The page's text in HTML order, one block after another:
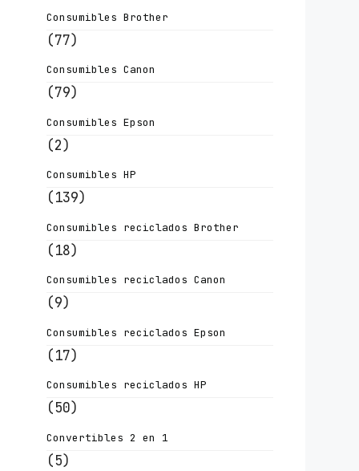
Consumibles Brother
(77)
Consumibles Canon
(79)
Consumibles Epson
(2)
Consumibles HP
(139)
Consumibles reciclados Brother
(18)
Consumibles reciclados Canon
(9)
Consumibles reciclados Epson
(17)
Consumibles reciclados HP
(50)
Convertibles 2 en 1
(5)